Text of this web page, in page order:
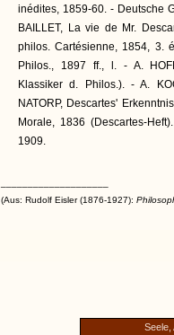
inédites, 1859-60. - Deutsche
BAILLET, La vie de Mr.
philos. Cartésienne, 1854, 3.
Philos., 1897 ff., l. - A.
Klassiker d. Philos.). - A.
NATORP, Descartes'
Morale, 1836 (Descartes-
1909.
(Aus: Rudolf Eisler (1876-1927):
Seele,